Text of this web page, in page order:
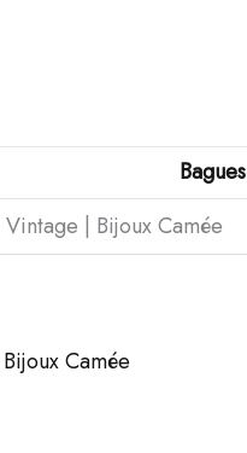
Bagues
| Bijoux Camée
Camée